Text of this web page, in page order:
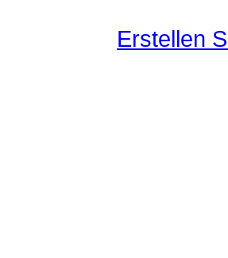
Erstellen